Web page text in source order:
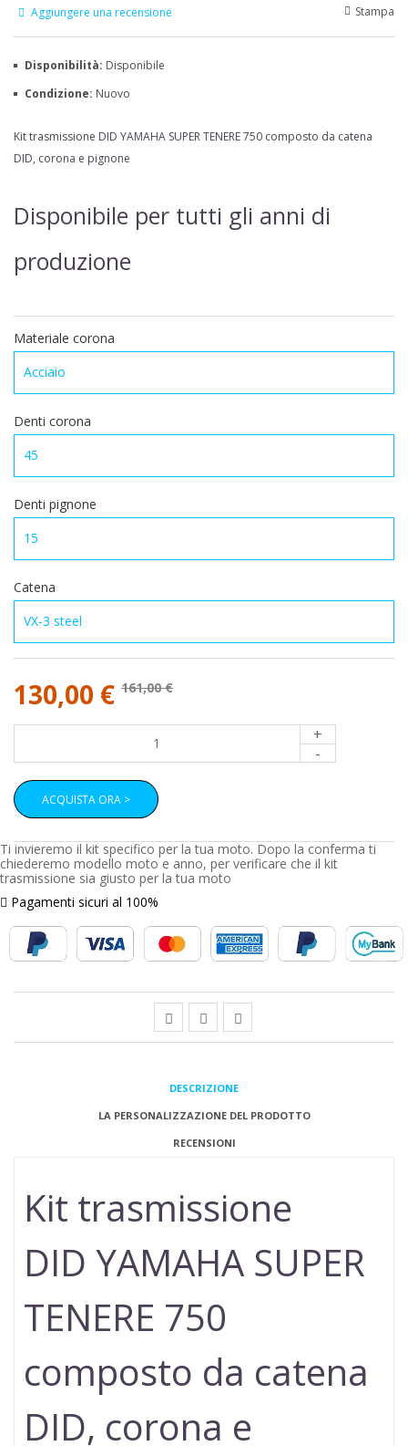
Aggiungere una recensione Stampa
Disponibilità: Disponibile
Condizione: Nuovo
Kit trasmissione DID YAMAHA SUPER TENERE 750 composto da catena
DID, corona e pignone
Disponibile per tutti gli anni di
produzione
Materiale corona
Denti corona
Denti pignone
Catena
130,00 € 161,00 €
+
-
ACQUISTA ORA >
Ti invieremo il kit specifico per la tua moto. Dopo la conferma ti
chiederemo modello moto e anno, per verificare che il kit
trasmissione sia giusto per la tua moto
Pagamenti sicuri al 100%
DESCRIZIONE
LA PERSONALIZZAZIONE DEL PRODOTTO
RECENSIONI
Kit trasmissione
DID YAMAHA SUPER
TENERE 750
composto da catena
DID, corona e